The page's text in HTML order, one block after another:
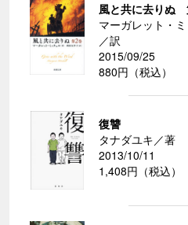
風と共に去りぬ
マーガレット・
／訳
2015/09/25
880円（税込）
復讐
タナダユキ／著
2013/10/11
1,408円（税込）